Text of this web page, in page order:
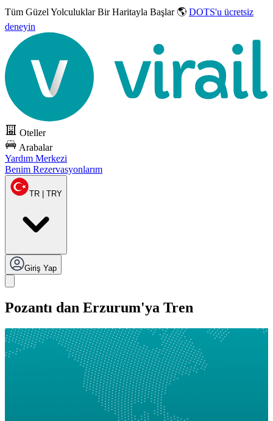
Tüm Güzel YolculuklarBir Haritayla Başlar 🌎 DOTS'u ücretsiz
deneyin
Oteller
Arabalar
Yardım Merkezi
Benim Rezervasyonlarım
TR | TRY
Giriş Yap
Pozantı dan Erzurum'ya Tren